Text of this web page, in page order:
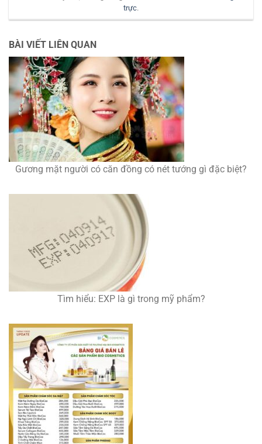
trực.
BÀI VIẾT LIÊN QUAN
Gương mặt người có căn đồng có nét tướng gì đặc biệt?
Tìm hiểu: EXP là gì trong mỹ phẩm?